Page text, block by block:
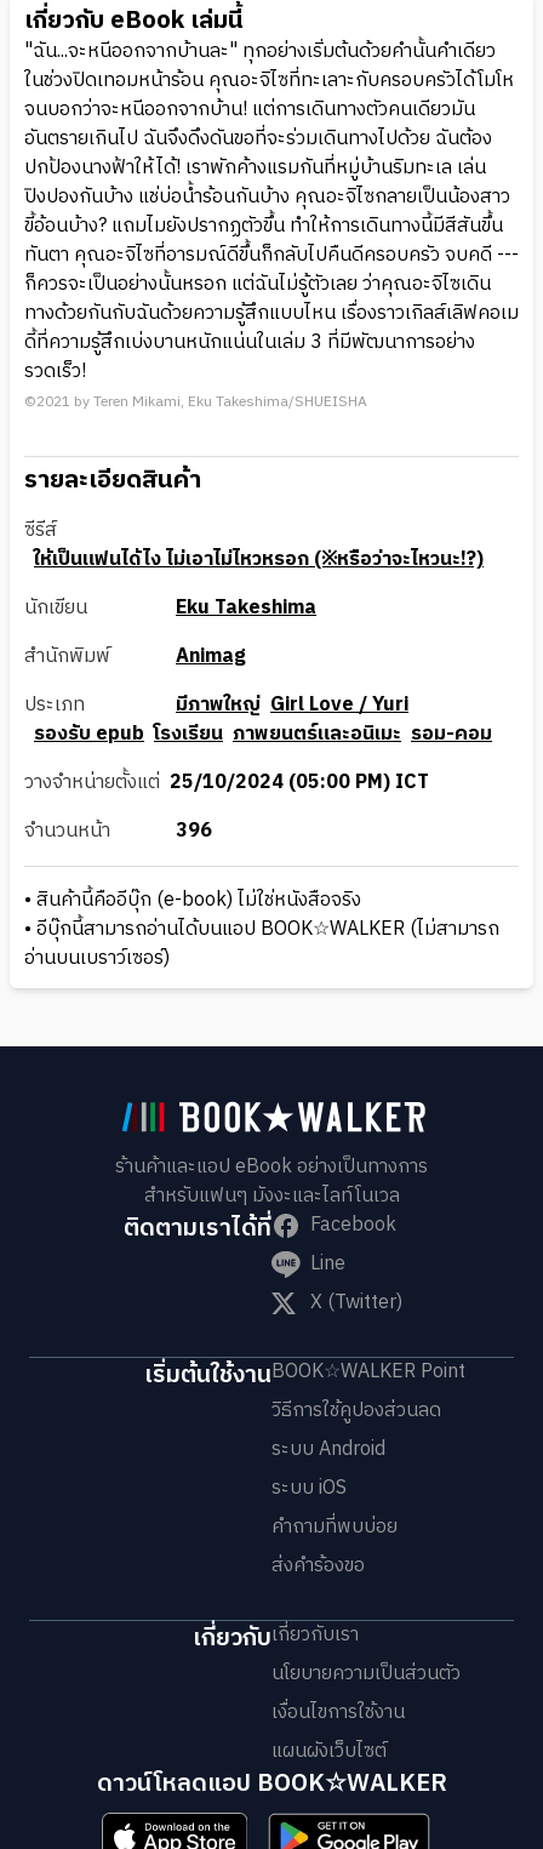
เกี่ยวกับ eBook เล่มนี้
"ฉัน...จะหนีออกจากบ้านละ" ทุกอย่างเริ่มต้นด้วยคำนั้นคำเดียว
ในช่วงปิดเทอมหน้าร้อน คุณอะจิไซที่ทะเลาะกับครอบครัวได้โมโห
จนบอกว่าจะหนีออกจากบ้าน! แต่การเดินทางตัวคนเดียวมัน
อันตรายเกินไป ฉันจึงดึงดันขอที่จะร่วมเดินทางไปด้วย ฉันต้อง
ปกป้องนางฟ้าให้ได้! เราพักค้างแรมกันที่หมู่บ้านริมทะเล เล่น
ปิงปองกันบ้าง แช่บ่อน้ำร้อนกันบ้าง คุณอะจิไซกลายเป็นน้องสาว
ขี้อ้อนบ้าง? แถมไมยังปรากฏตัวขึ้น ทำให้การเดินทางนี้มีสีสันขึ้น
ทันตา คุณอะจิไซที่อารมณ์ดีขึ้นก็กลับไปคืนดีครอบครัว จบคดี ---
ก็ควรจะเป็นอย่างนั้นหรอก แต่ฉันไม่รู้ตัวเลย ว่าคุณอะจิไซเดิน
ทางด้วยกันกับฉันด้วยความรู้สึกแบบไหน เรื่องราวเกิลส์เลิฟคอเม
ดี้ที่ความรู้สึกเบ่งบานหนักแน่นในเล่ม 3 ที่มีพัฒนาการอย่าง
รวดเร็ว!
©2021 by Teren Mikami, Eku Takeshima/SHUEISHA
รายละเอียดสินค้า
ซีรีส์
ให้เป็นแฟนได้ไง ไม่เอาไม่ไหวหรอก (※หรือว่าจะไหวนะ!?)
นักเขียน
Eku Takeshima
สำนักพิมพ์
Animag
ประเภท
มีภาพใหญ่ Girl Love / Yuri
รองรับ epub โรงเรียน ภาพยนตร์และอนิเมะ รอม-คอม
วางจำหน่ายตั้งแต่ 25/10/2024 (05:00 PM) ICT
จำนวนหน้า
396
• สินค้านี้คืออีบุ๊ก (e-book) ไม่ใช่หนังสือจริง
• อีบุ๊กนี้สามารถอ่านได้บนแอป BOOK☆WALKER (ไม่สามารถ
อ่านบนเบราว์เซอร์)
ร้านค้าและแอป eBook อย่างเป็นทางการ
สำหรับแฟนๆ มังงะและไลท์โนเวล
ติดตามเราได้ที่
Facebook
Line
X (Twitter)
เริ่มต้นใช้งานBOOK☆WALKER Point
วิธีการใช้คูปองส่วนลด
ระบบ Android
ระบบ iOS
คำถามที่พบบ่อย
ส่งคำร้องขอ
เกี่ยวกับเกี่ยวกับเรา
นโยบายความเป็นส่วนตัว
เงื่อนไขการใช้งาน
แผนผังเว็บไซต์
ดาวน์โหลดแอป BOOK☆WALKER